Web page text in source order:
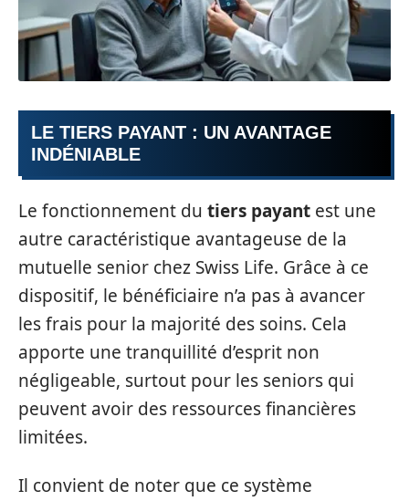
LE TIERS PAYANT : UN AVANTAGE
INDÉNIABLE
Le fonctionnement du tiers payant est une
autre caractéristique avantageuse de la
mutuelle senior chez Swiss Life. Grâce à ce
dispositif, le bénéficiaire n’a pas à avancer
les frais pour la majorité des soins. Cela
apporte une tranquillité d’esprit non
négligeable, surtout pour les seniors qui
peuvent avoir des ressources financières
limitées.
Il convient de noter que ce système